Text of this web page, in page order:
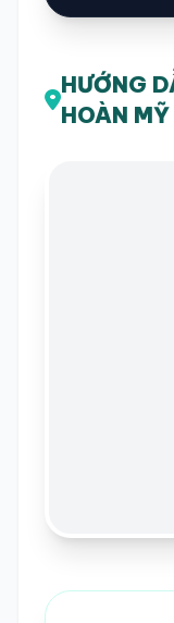
HƯỚNG
HOÀN